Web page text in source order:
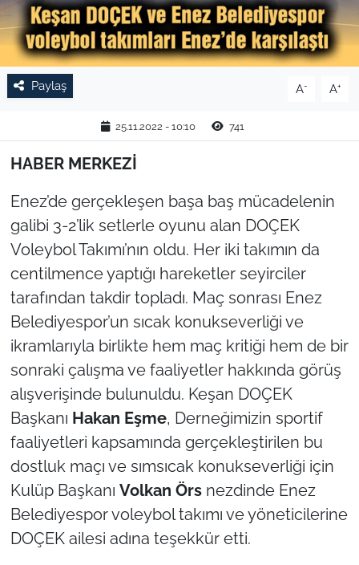
Paylaş A- A+
25.11.2022 - 10:10 741
HABER MERKEZİ
Enez’de gerçekleşen başa baş mücadelenin
galibi 3-2’lik setlerle oyunu alan DOÇEK
Voleybol Takımı’nın oldu. Her iki takımın da
centilmence yaptığı hareketler seyirciler
tarafından takdir topladı. Maç sonrası Enez
Belediyespor’un sıcak konukseverliği ve
ikramlarıyla birlikte hem maç kritiği hem de bir
sonraki çalışma ve faaliyetler hakkında görüş
alışverişinde bulunuldu. Keşan DOÇEK
Başkanı Hakan Eşme, Derneğimizin sportif
faaliyetleri kapsamında gerçekleştirilen bu
dostluk maçı ve sımsıcak konukseverliği için
Kulüp Başkanı Volkan Örsnezdinde Enez
Belediyespor voleybol takımı ve yöneticilerine
DOÇEK ailesi adına teşekkür etti.
RESMİ İLAN
SPOR
YAŞAM
TEKİRDAĞ
KIRKLARELİ
ÇANAKKALE
TÜRKİYE
Bölge
Güvenlik
Genel
Politika
Flaş Haber
Dış Haberler